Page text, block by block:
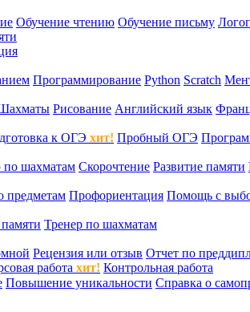
Обучение чтению Обучение письму
Программирование Python Scratch
Рисование Английский язык
к ОГЭ хит! Пробный ОГЭ
по шахматам Скорочтение Развитие памяти
предметам Профориентация Помощь с
Тренер по шахматам
Рецензия или отзыв Отчет по
работа хит! Контрольная работа
Повышение уникальности Справка о